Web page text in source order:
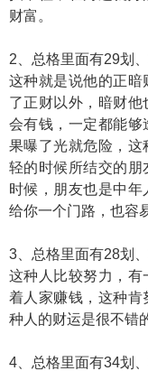
财富。
2、总格里面有29划
这种就是说他的正暗
了正财以外，暗财
会有钱，一定都能够
果曝了光就危险，
轻的时候所结交的朋
时候，朋友也是中
给你一个门路，也容
3、总格里面有28划
这种人比较努力，
着人家赚钱，这种
种人的财运是很不错
4、总格里面有34划